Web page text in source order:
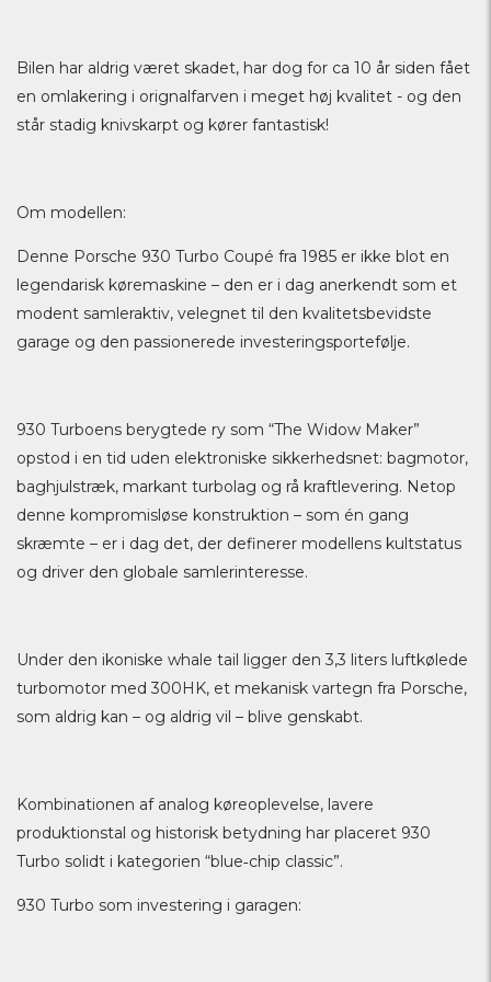
Bilen har aldrig været skadet, har dog for ca 10 år siden fået
en omlakering i orignalfarven i meget høj kvalitet - og den
står stadig knivskarpt og kører fantastisk!
Om modellen:
Denne Porsche 930 Turbo Coupé fra 1985 er ikke blot en
legendarisk køremaskine – den er i dag anerkendt som et
modent samleraktiv, velegnet til den kvalitetsbevidste
garage og den passionerede investeringsportefølje.
930 Turboens berygtede ry som “The Widow Maker”
opstod i en tid uden elektroniske sikkerhedsnet: bagmotor,
baghjulstræk, markant turbolag og rå kraftlevering. Netop
denne kompromisløse konstruktion – som én gang
skræmte – er i dag det, der definerer modellens kultstatus
og driver den globale samlerinteresse.
Under den ikoniske whale tail ligger den 3,3 liters luftkølede
turbomotor med 300HK, et mekanisk vartegn fra Porsche,
som aldrig kan – og aldrig vil – blive genskabt.
Kombinationen af analog køreoplevelse, lavere
produktionstal og historisk betydning har placeret 930
Turbo solidt i kategorien “blue‑chip classic”.
930 Turbo som investering i garagen: